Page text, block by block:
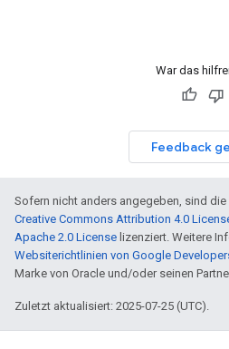
War das
Feedback
Sofern nicht anders angegeben, sind
Creative Commons Attribution 4.0
Apache 2.0 License lizenziert. Weitere
Websiterichtlinien von Google
Marke von Oracle und/oder seinen
Zuletzt aktualisiert: 2025-07-25 (UTC).